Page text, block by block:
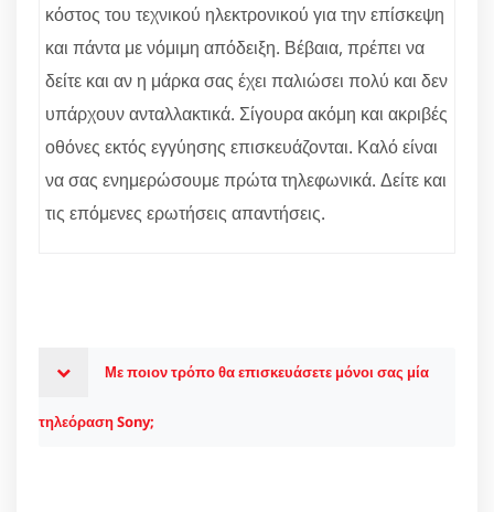
κόστος του τεχνικού ηλεκτρονικού για την επίσκεψη
και πάντα με νόμιμη απόδειξη. Βέβαια, πρέπει να
δείτε και αν η μάρκα σας έχει παλιώσει πολύ και δεν
υπάρχουν ανταλλακτικά. Σίγουρα ακόμη και ακριβές
οθόνες εκτός εγγύησης επισκευάζονται. Καλό είναι
να σας ενημερώσουμε πρώτα τηλεφωνικά. Δείτε και
τις επόμενες ερωτήσεις απαντήσεις.
Με ποιον τρόπο θα επισκευάσετε μόνοι σας μία
τηλεόραση Sony;